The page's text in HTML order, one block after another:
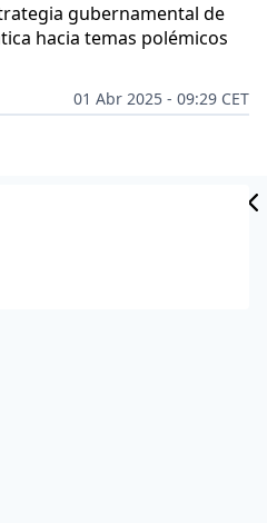
gubernamental de
hacia temas polémicos
01 Abr 2025 - 09:29 CET